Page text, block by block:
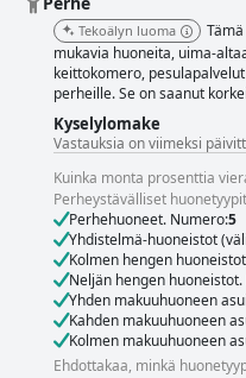
Tekoälyn luoma
mukavia huoneita, uima-
keittokomero,
perheille. Se on saanut
Kyselylomake
Vastauksia on viimeksi
Kuinka monta prosenttia
Perheystävälliset
Perhehuoneet. Numero:5
Yhdistelmä-huoneistot
Kolmen hengen
Neljän hengen
Yhden makuuhuoneen
Kahden makuuhuoneen
Kolmen makuuhuoneen
Ehdottakaa, minkä